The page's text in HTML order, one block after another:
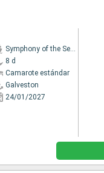
Symphony of the Seas
8 d
Camarote estándar
Galveston
24/01/2027